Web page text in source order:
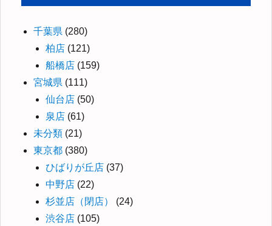
千葉県 (280)
柏店 (121)
船橋店 (159)
宮城県 (111)
仙台店 (50)
泉店 (61)
未分類 (21)
東京都 (380)
ひばりが丘店 (37)
中野店 (22)
杉並店（閉店）
(24)
渋谷店 (105)